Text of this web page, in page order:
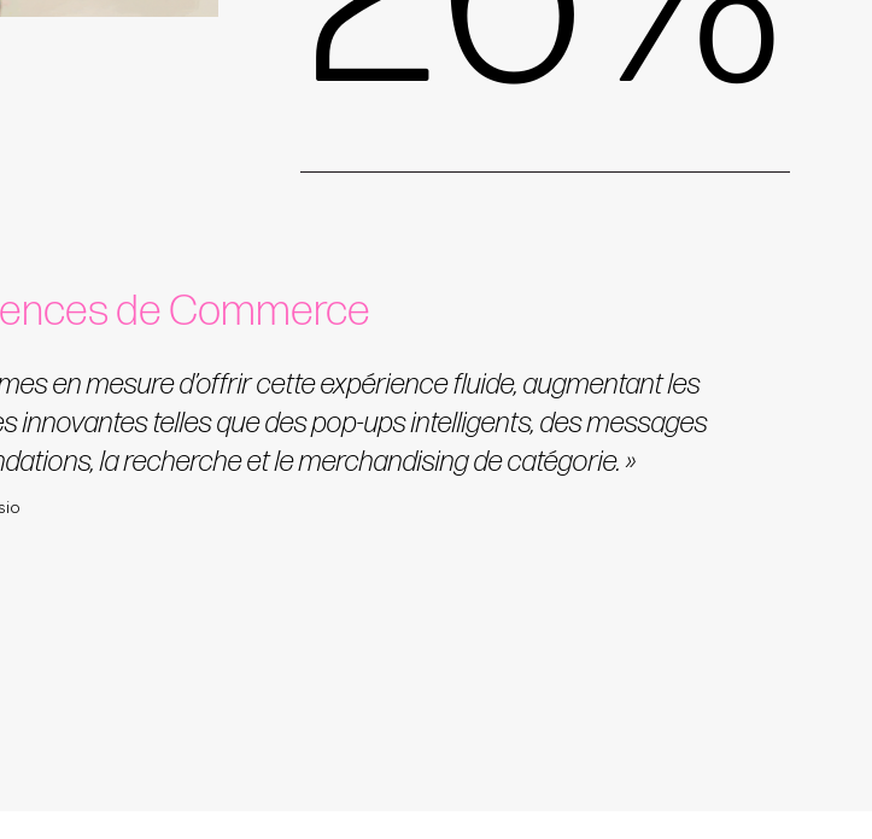
de Commerce
en mesure d’offrir cette expérience fluide, augmentant les
innovantes telles que des pop-ups intelligents, des messages
la recherche et le merchandising de catégorie. »